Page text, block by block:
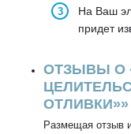
На Ваш
придет
ОТЗЫВЫ О
ОТЛИВКИ»»
Размещая отзыв